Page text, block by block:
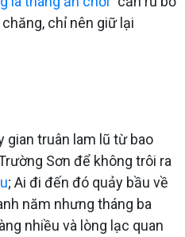
chỉ nên giữ lại
gian truân lam lũ từ bao
Sơn để không trôi ra
; Ai đi đến đó quảy bầu về
năm nhưng tháng ba
nhiều và lòng lạc quan